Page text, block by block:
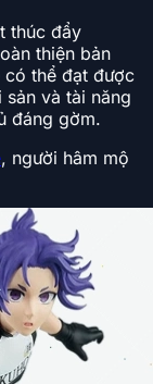
thúc đẩy
thiện bản
có thể đạt được
và tài năng
đáng gờm.
, người hâm mộ